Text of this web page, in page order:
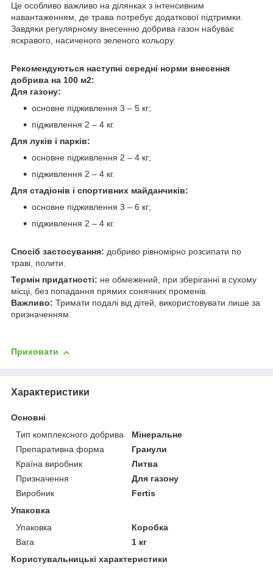
Це особливо важливо на ділянках з інтенсивним
навантаженням, де трава потребує додаткової підтримки.
Завдяки регулярному внесенню добрива газон набуває
яскравого, насиченого зеленого кольору.
Рекомендуються наступні середні норми внесення
добрива на 100 м2:
Для газону:
основне підживлення 3 – 5 кг;
підживлення 2 – 4 кг.
Для луків і парків:
основне підживлення 2 – 4 кг;
підживлення 2 – 4 кг.
Для стадіонів і спортивних майданчиків:
основне підживлення 3 – 6 кг;
підживлення 2 – 4 кг.
Спосіб застосування: добриво рівномірно розсипати по
траві, полити.
Термін придатності: не обмежений, при зберіганні в сухому
місці, без попадання прямих сонячних променів.
Важливо: Тримати подалі від дітей, використовувати лише за
призначенням.
Приховати
Характеристики
Основні
Тип комплексного добрива
Мінеральне
Препаративна форма
Гранули
Країна виробник
Литва
Призначення
Для газону
Виробник
Fertis
Упаковка
Упаковка
Коробка
Вага
1 кг
Користувальницькі характеристики